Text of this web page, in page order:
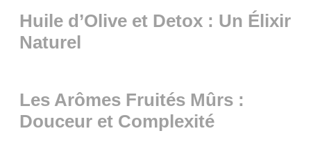
Huile d’Olive et Detox : Un Élixir
Naturel
Les Arômes Fruités Mûrs :
Douceur et Complexité